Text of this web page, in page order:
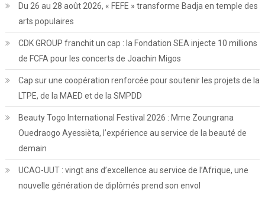
Du 26 au 28 août 2026, « FEFE » transforme Badja en temple des
arts populaires
CDK GROUP franchit un cap : la Fondation SEA injecte 10 millions
de FCFA pour les concerts de Joachin Migos
Cap sur une coopération renforcée pour soutenir les projets de la
LTPE, de la MAED et de la SMPDD
Beauty Togo International Festival 2026 : Mme Zoungrana
Ouedraogo Ayessièta, l’expérience au service de la beauté de
demain
UCAO-UUT : vingt ans d’excellence au service de l’Afrique, une
nouvelle génération de diplômés prend son envol